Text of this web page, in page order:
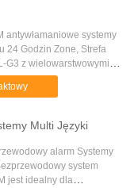
antywłamaniowe systemy
24 Godzin Zone, Strefa
G3 z wielowarstwowymi
moduł GSM wewnątrz, i
...
Multi Języki
alarm Systemy
system
jest idealny dla